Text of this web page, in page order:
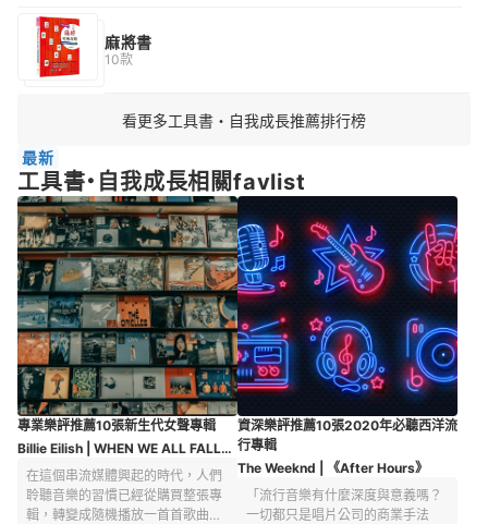
麻將書
10款
看更多工具書・自我成長推薦排行榜
最新
工具書・自我成長相關favlist
專業樂評推薦10張新生代女聲專輯
Billie Eilish | WHEN WE ALL FALL
ASLEEP
在這個串流媒體興起的時代，人們
聆聽音樂的習慣已經從購買整張專
輯，轉變成隨機播放一首首歌曲。
資深樂評推薦10張2020年必聽西洋流
行專輯
The Weeknd | 《After Hours》
「流行音樂有什麼深度與意義嗎？
一切都只是唱片公司的商業手法